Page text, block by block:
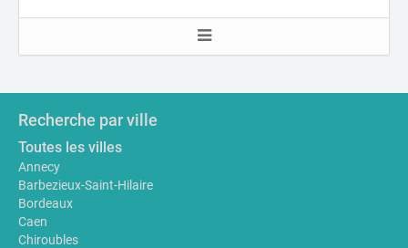
Recherche par ville
Toutes les villes
Annecy
Barbezieux-Saint-Hilaire
Bordeaux
Caen
Chiroubles